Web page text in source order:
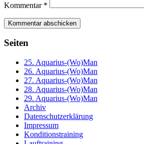
Kommentar *
Seiten
25. Aquarius-(Wo)Man
26. Aquarius-(Wo)Man
27. Aquarius-(Wo)Man
28. Aquarius-(Wo)Man
29. Aquarius-(Wo)Man
Archiv
Datenschutzerklärung
Impressum
Konditionstraining